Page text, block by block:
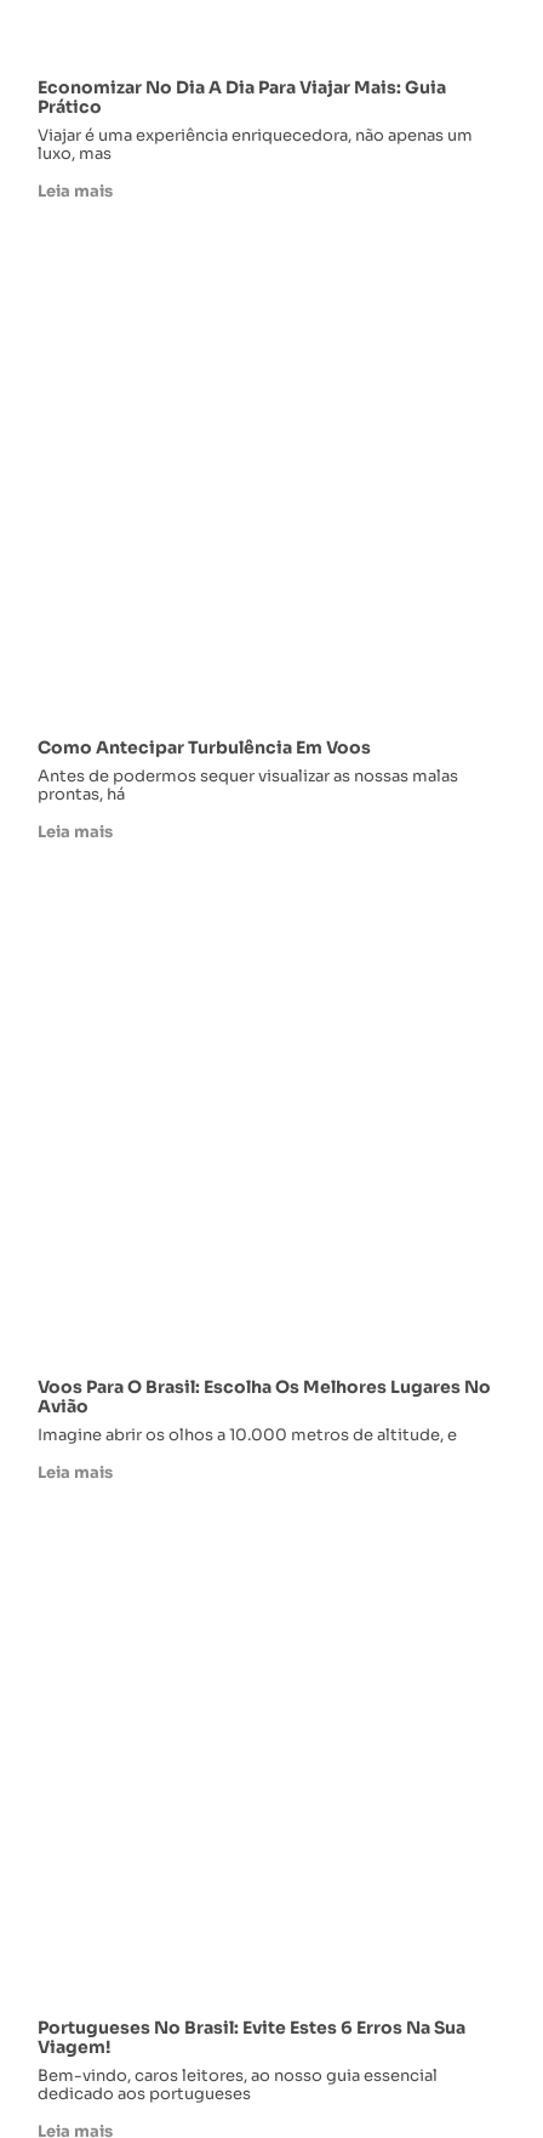
Economizar No Dia A Dia Para Viajar Mais: Guia
Prático
Viajar é uma experiência enriquecedora, não apenas um
luxo, mas
Leia mais
Como Antecipar Turbulência Em Voos
Antes de podermos sequer visualizar as nossas malas
prontas, há
Leia mais
Voos Para O Brasil: Escolha Os Melhores Lugares No
Avião
Imagine abrir os olhos a 10.000 metros de altitude, e
Leia mais
Portugueses No Brasil: Evite Estes 6 Erros Na Sua
Viagem!
Bem-vindo, caros leitores, ao nosso guia essencial
dedicado aos portugueses
Leia mais